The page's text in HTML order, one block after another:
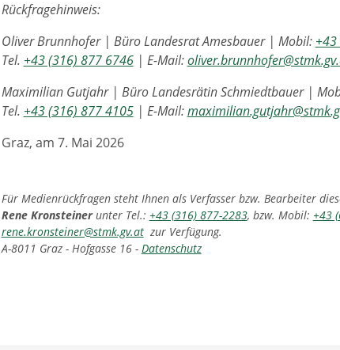
Rückfragehinweis:
Oliver Brunnhofer | Büro Landesrat Amesbauer | Mobil:
Tel. +43 (316) 877 6746| E-Mail:
Maximilian Gutjahr | Büro Landesrätin Schmiedtbauer |
Tel. +43 (316) 877 4105| E-Mail:
Graz, am 7. Mai 2026
Für Medienrückfragen steht Ihnen als Verfasser bzw. Bearbeiter
Rene Kronsteinerunter Tel.: +43 (316) 877-2283, bzw. Mobil: +43
rene.kronsteiner@stmk.gv.atzur Verfügung.
A-8011 Graz - Hofgasse 16 - Datenschutz